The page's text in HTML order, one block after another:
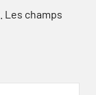
Les champs